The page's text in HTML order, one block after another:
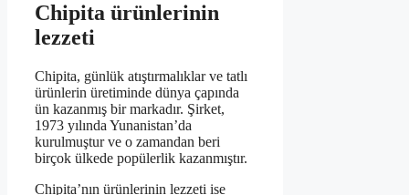
Chipita ürünlerinin
lezzeti
Chipita, günlük atıştırmalıklar ve tatlı
ürünlerin üretiminde dünya çapında
ün kazanmış bir markadır. Şirket,
1973 yılında Yunanistan’da
kurulmuştur ve o zamandan beri
birçok ülkede popülerlik kazanmıştır.
Chipita’nın ürünlerinin lezzeti ise